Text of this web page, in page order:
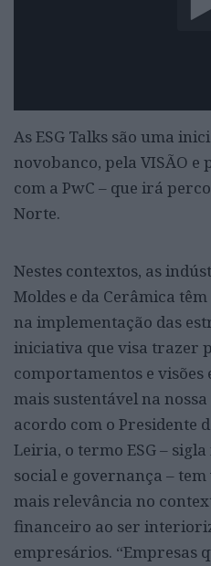
As ESG Talks são uma
novobanco, pela VISÃO e
com a PwC – que irá
Norte.
Nestes contextos, as
Moldes e da Cerâmica
na implementação das
iniciativa que visa trazer
comportamentos e visões
mais sustentável na
acordo com o Presidente
Leiria, o termo ESG –
social e governança –
mais relevância no
financeiro ao ser
empresários. “Empresas